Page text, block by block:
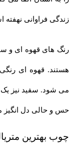
زندگی فراوانی
رنگ های قهوه ای و
هستند. قهوه ای
می شود. سفید نیز یک
حس و حالی دل
چوب بهترین